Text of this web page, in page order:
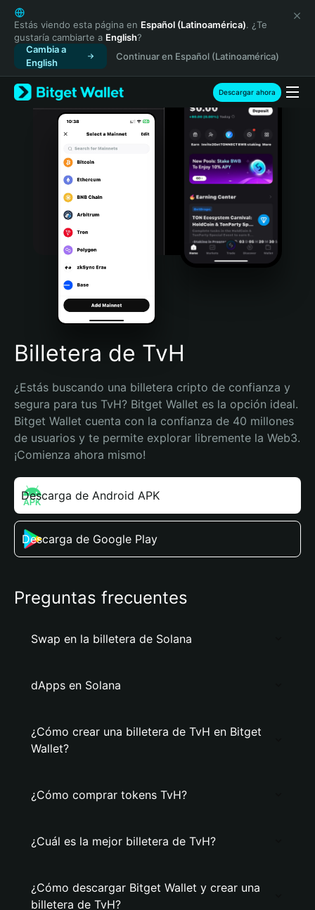
English
日本語
Tiếng Việt
Русский
Español (Latinoamérica)
Türkçe
Italiano
Português (Portugal)
Bahasa Indonesia
Português (Brasil)
Español (Argentina)
Estás viendo esta página en Español (Latinoamérica). ¿Te
gustaría cambiarte a English?
Cambia a
English
Continuar en Español (Latinoamérica)
Descargar ahora
Billetera de TvH
¿Estás buscando una billetera cripto de confianza y
segura para tus TvH? Bitget Wallet es la opción ideal.
Bitget Wallet cuenta con la confianza de 40 millones
de usuarios y te permite explorar libremente la Web3.
¡Comienza ahora mismo!
Descarga de Android APK
Descarga de Google Play
Preguntas frecuentes
Swap en la billetera de Solana
dApps en Solana
¿Cómo crear una billetera de TvH en Bitget
Wallet?
¿Cómo comprar tokens TvH?
¿Cuál es la mejor billetera de TvH?
¿Cómo descargar Bitget Wallet y crear una
billetera de TvH?